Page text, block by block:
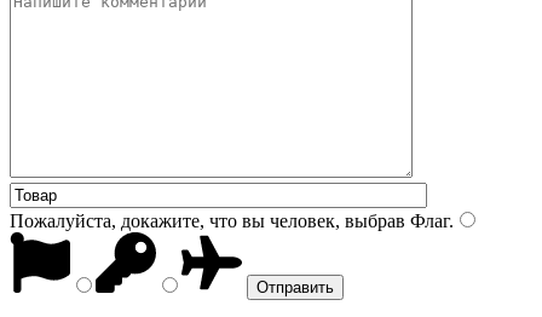
Пожалуйста, докажите, что вы человек, выбрав Флаг.